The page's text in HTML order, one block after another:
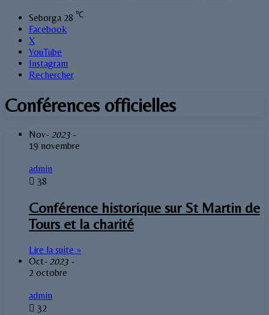
Seborga 28 ℃
Facebook
X
YouTube
Instagram
Rechercher
Conférences officielles
Nov- 2023 -
19 novembre
admin
38
Conférence historique sur St Martin de
Tours et la charité
Lire la suite »
Oct- 2023 -
2 octobre
admin
32